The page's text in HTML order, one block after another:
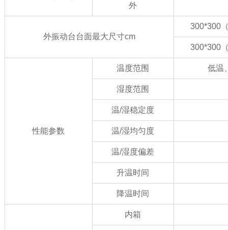
外
外振动台台面最大尺寸cm
300*300
300*300
性能参数
温度范围 低温
湿度范围
温/湿稳定度
温/湿均匀度
温/湿度偏差
升温时间
降温时间
内箱